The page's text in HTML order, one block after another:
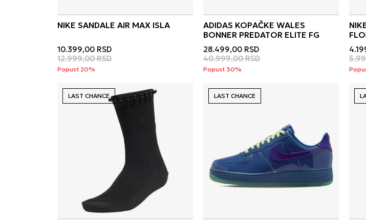
NIKE SANDALE AIR MAX ISLA
10.399,00 RSD
12.999,00 RSD
Popust 20%
ADIDAS KOPAČKE WALES
BONNER PREDATOR ELITE FG
28.499,00 RSD
40.999,00 RSD
Popust 30%
LAST CHANCE LAST CHANCE